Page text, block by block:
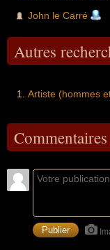
John le Carré
Autres
Artiste (hommes
Commentaires